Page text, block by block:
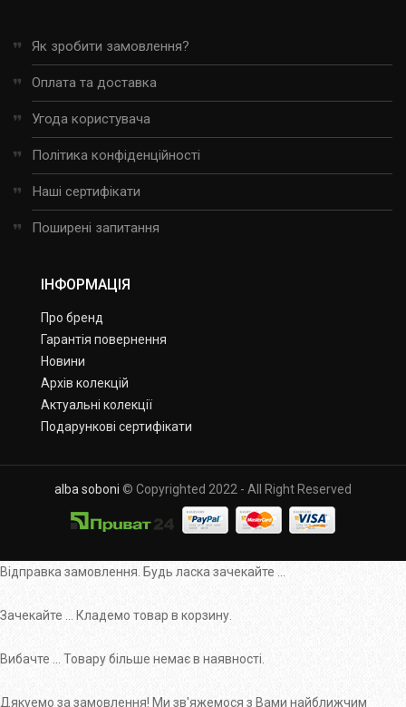
Як зробити замовлення?
Оплата та доставка
Угода користувача
Політика конфіденційності
Наші сертифікати
Поширені запитання
ІНФОРМАЦІЯ
Про бренд
Гарантія повернення
Новини
Архів колекцій
Актуальні колекції
Подарункові сертифікати
alba soboni © Copyrighted 2022 - All Right Reserved
Відправка замовлення. Будь ласка зачекайте ...
Зачекайте ... Кладемо товар в корзину.
Вибачте ... Товару більше немає в наявності.
Дякуемо за замовлення! Ми зв'яжемося з Вами найближчим